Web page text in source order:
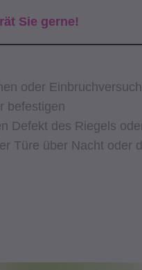
Sie gerne!
oder
befestigen
Defekt des Riegels
Türe über Nacht oder